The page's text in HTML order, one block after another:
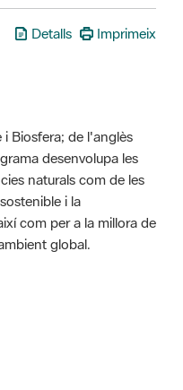
Detalls Imprimeix
Biosfera; de l'anglès
desenvolupa les
naturals com de les
i la
com per a la millora de
global.
de les valoracions és de 0